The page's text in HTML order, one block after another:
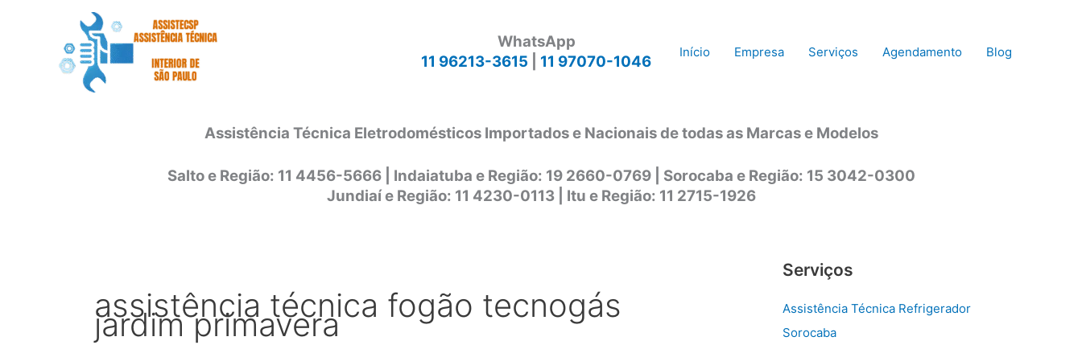
WhatsApp
11 96213-3615
11 97070-1046
Início Empresa Serviços Agendamento Blog
Assistência Técnica Eletrodomésticos Importados e Nacionais de todas as Marcas e Modelos
Salto e Região: 11 4456-5666 | Indaiatuba e Região: 19 2660-0769 | Sorocaba e Região: 15 3042-0300
Jundiaí e Região: 11 4230-0113 | Itu e Região: 11 2715-1926
assistência técnica fogão tecnogás
jardim primavera
Serviços
Assistência Técnica Refrigerador
Sorocaba